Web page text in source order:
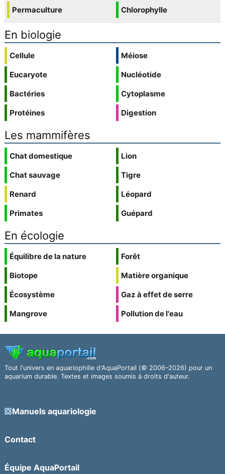
Permaculture
Chlorophylle
En biologie
Cellule
Eucaryote
Bactéries
Protéines
Méiose
Nucléotide
Cytoplasme
Digestion
Les mammifères
Chat domestique
Chat sauvage
Renard
Primates
Lion
Tigre
Léopard
Guépard
En écologie
Équilibre de la nature
Biotope
Écosystème
Mangrove
Forêt
Matière organique
Gaz à effet de serre
Pollution de l'eau
Tout l'univers en aquariophilie d'AquaPortail (© 2006–2026) pour un
aquarium durable. Textes et images soumis à droits d'auteur.
Manuels aquariologie
Contact
Équipe AquaPortail